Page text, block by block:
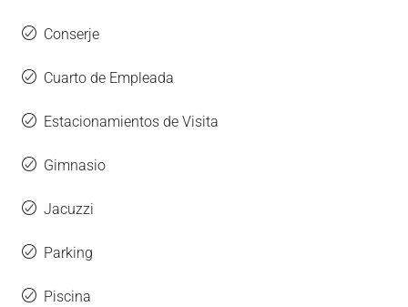
Conserje
Cuarto de Empleada
Estacionamientos de Visita
Gimnasio
Jacuzzi
Parking
Piscina